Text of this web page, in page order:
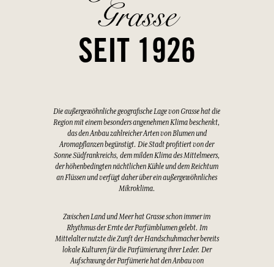
Grasse
SEIT 1926
Die außergewöhnliche geografische Lage von Grasse hat die
Region mit einem besonders angenehmen Klima beschenkt,
das den Anbau zahlreicher Arten von Blumen und
Aromapflanzen begünstigt. Die Stadt profitiert von der
Sonne Südfrankreichs, dem milden Klima des Mittelmeers,
der höhenbedingten nächtlichen Kühle und dem Reichtum
an Flüssen und verfügt daher über ein außergewöhnliches
Mikroklima.
Zwischen Land und Meer hat Grasse schon immer im
Rhythmus der Ernte der Parfümblumen gelebt. Im
Mittelalter nutzte die Zunft der Handschuhmacher bereits
lokale Kulturen für die Parfümierung ihrer Leder. Der
Aufschwung der Parfümerie hat den Anbau von